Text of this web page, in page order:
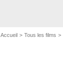
Accueil Tous les films